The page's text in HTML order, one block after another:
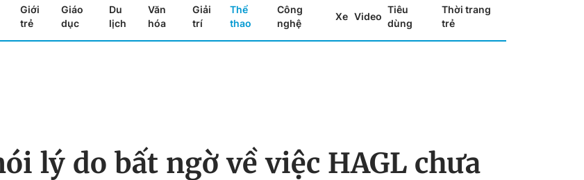
Giới
trẻ
Giáo
dục
Du
lịch
Văn
hóa
Giải
trí
Thể
thao
Công
nghệ
Xe Video
Tiêu
dùng
Thời trang
trẻ
lý do bất ngờ về việc HAGL chưa